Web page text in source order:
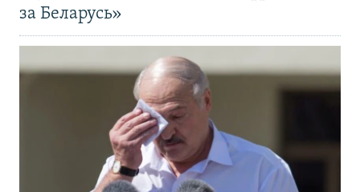
за Беларусь»